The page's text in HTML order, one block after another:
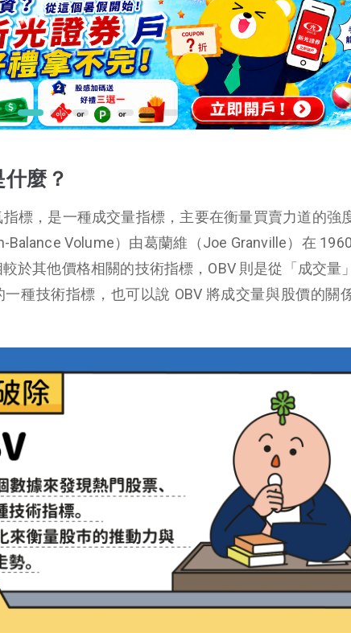
麼？
標，是一種成交量指標，主要在衡量買賣力道的強
Balance Volume）由葛蘭維（Joe Granville）在
於其他價格相關的技術指標，OBV 則是從「成交量
種技術指標，也可以說 OBV 將成交量與股價的關